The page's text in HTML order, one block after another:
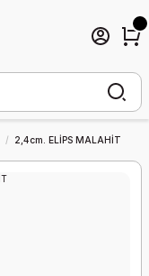
2,4cm. ELİPS MALAHİT